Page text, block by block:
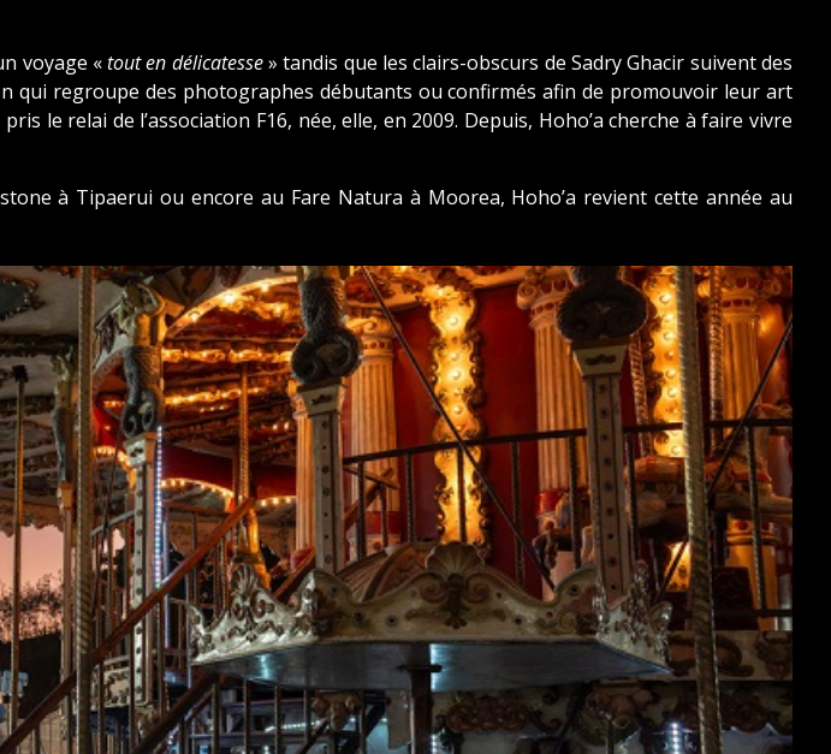
voyage «tout en délicatesse» tandis que les clairs-obscurs de Sadry Ghacir suivent des
qui regroupe des photographes débutants ou confirmés afin de promouvoir leur art
le relai de l’association F16, née, elle, en 2009. Depuis, Hoho’a cherche à faire vivre
à Tipaerui ou encore au Fare Natura à Moorea, Hoho’a revient cette année au